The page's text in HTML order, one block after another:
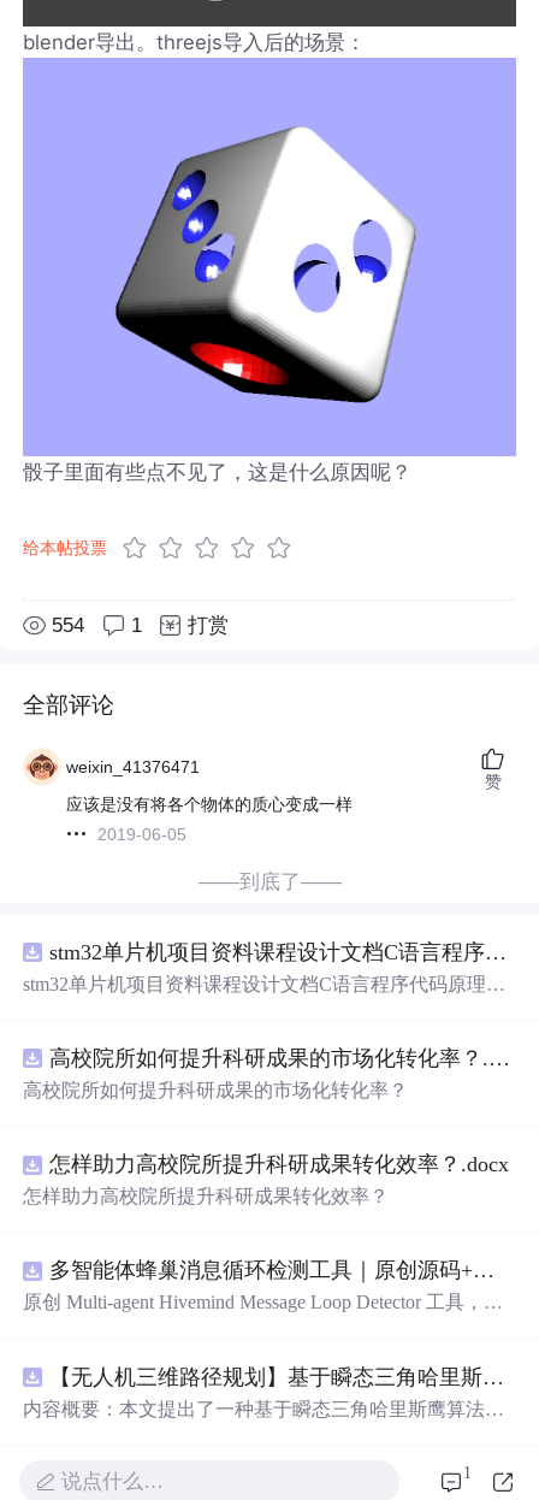
blender导出。threejs导入后的场景：
骰子里面有些点不见了，这是什么原因呢？
给本帖投票
554 1 打赏
全部评论
weixin_41376471
应该是没有将各个物体的质心变成一样
2019-06-05
赞
——到底了——
stm32单片机项目资料课程设计文档C语言程序代码原理图电路PCB实例悬挂运动控制系统论文资料
stm32单片机项目资料课程设计文档C语言程序代码原理图
高校院所如何提升科研成果的市场化转化率？.docx
高校院所如何提升科研成果的市场化转化率？
怎样助力高校院所提升科研成果转化效率？.docx
怎样助力高校院所提升科研成果转化效率？
多智能体蜂巢消息循环检测工具｜原创源码+测试+离线报告
原创 Multi-agent Hivemind Message Loop Detector 工具，建
试、可复现合成示例、离线 HTML/JSON/SVG 报告、1080
×720 真实运行效果图、README、运行说明、功能清
论文、生产日志或其他受限素材。
【无人机三维路径规划】基于瞬态三角哈里斯鹰算法TTHHO实现多无人机协同集群避障路径规划（目标函数：最低成本：路径、高度、威胁、转角）（Matlab代码实现）
内容概要：本文提出了一种基于瞬态三角哈里斯鹰算法
本。该方法综合考量路径长度、飞行高度、环境威胁区域
说点什么… 1